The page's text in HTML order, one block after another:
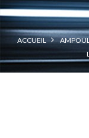
ACCUEIL